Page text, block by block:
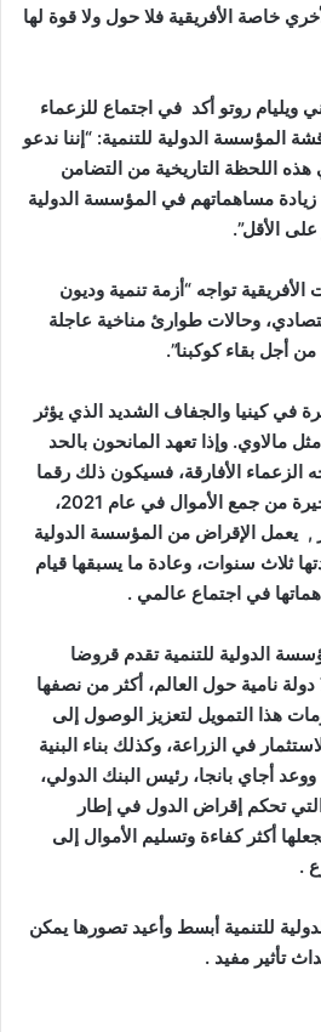
خاصة الأفريقية فلا حول ولا قوة لها
ويليام روتو أكد في اجتماع للزعماء
المؤسسة الدولية للتنمية: “إننا ندعو
هذه اللحظة التاريخية من التضامن
زيادة مساهماتهم في المؤسسة الدولية
تواجه “أزمة تنمية وديون
وحالات طوارئ مناخية عاجلة
أجل بقاء كوكبنا”.
في كينيا والجفاف الشديد الذي يؤثر
مالاوي. وإذا تعهد المانحون بالحد
الزعماء الأفارقة، فسيكون ذلك رقما
قياسيا جديدا بعد الجولة الأخيرة من جمع الأموال في عام 2021،
مليار دولار , يعمل الإقراض من المؤسسة الدولية
ثلاث سنوات، وعادة ما يسبقها قيام
في اجتماع عالمي .
الدولية للتنمية تقدم قروضا
بأسعار فائدة منخفضة لـ 75 دولة نامية حول العالم، أكثر من نصفها
هذا التمويل لتعزيز الوصول إلى
في الزراعة، وكذلك بناء البنية
أجاي بانجا، رئيس البنك الدولي،
تحكم إقراض الدول في إطار
أكثر كفاءة وتسليم الأموال إلى
.
للتنمية أبسط وأعيد تصورها يمكن
تأثير مفيد .